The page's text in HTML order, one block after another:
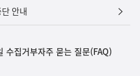
안내
수집거부자주 묻는 질문(FAQ)